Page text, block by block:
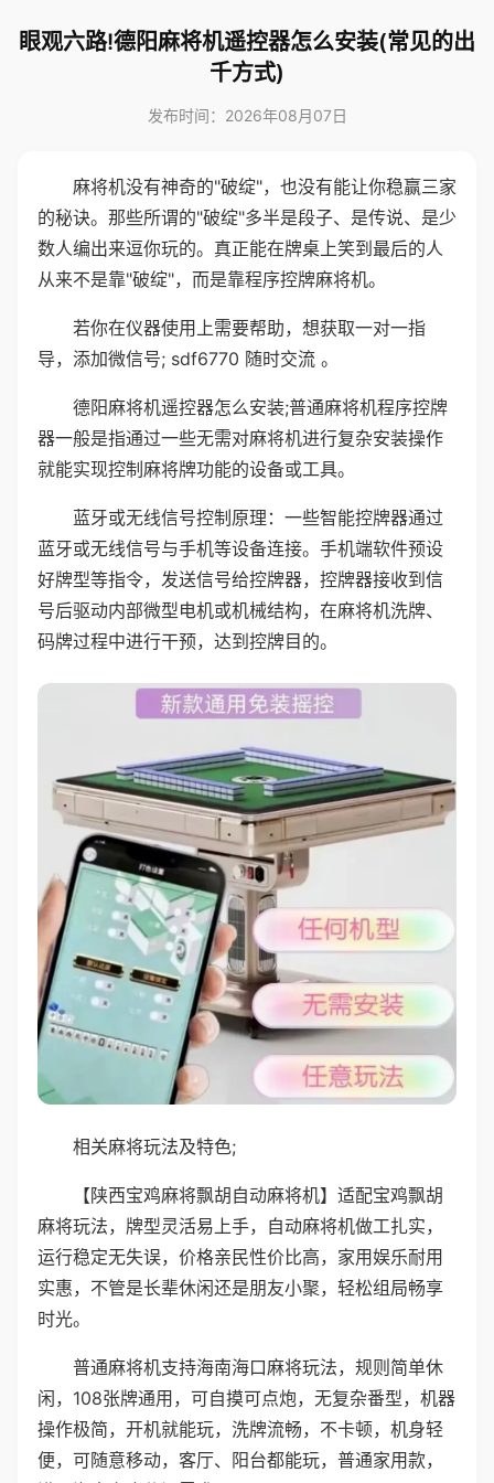
眼观六路!德阳麻将机遥控器怎么安装(常见的出
千方式)
发布时间：2026年08月07日
麻将机没有神奇的"破绽"，也没有能让你稳赢三家
的秘诀。那些所谓的"破绽"多半是段子、是传说、是少
数人编出来逗你玩的。真正能在牌桌上笑到最后的人
从来不是靠"破绽"，而是靠程序控牌麻将机。
若你在仪器使用上需要帮助，想获取一对一指
导，添加微信号; sdf6770 随时交流 。
德阳麻将机遥控器怎么安装;普通麻将机程序控牌
器一般是指通过一些无需对麻将机进行复杂安装操作
就能实现控制麻将牌功能的设备或工具。
蓝牙或无线信号控制原理：一些智能控牌器通过
蓝牙或无线信号与手机等设备连接。手机端软件预设
好牌型等指令，发送信号给控牌器，控牌器接收到信
号后驱动内部微型电机或机械结构，在麻将机洗牌、
码牌过程中进行干预，达到控牌目的。
相关麻将玩法及特色;
【陕西宝鸡麻将飘胡自动麻将机】适配宝鸡飘胡
麻将玩法，牌型灵活易上手，自动麻将机做工扎实，
运行稳定无失误，价格亲民性价比高，家用娱乐耐用
实惠，不管是长辈休闲还是朋友小聚，轻松组局畅享
时光。
普通麻将机支持海南海口麻将玩法，规则简单休
闲，108张牌通用，可自摸可点炮，无复杂番型，机器
操作极简，开机就能玩，洗牌流畅，不卡顿，机身轻
便，可随意移动，客厅、阳台都能玩，普通家用款，